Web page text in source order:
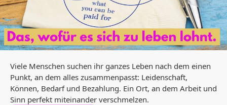
Viele Menschen suchen ihr ganzes Leben nach dem einen
Punkt, an dem alles zusammenpasst: Leidenschaft,
Können, Bedarf und Bezahlung. Ein Ort, an dem Arbeit und
Sinn perfekt miteinander verschmelzen.